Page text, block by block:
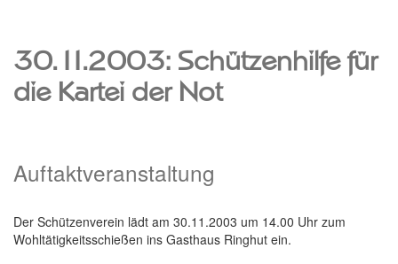
30.11.2003: Schützenhilfe für
die Kartei der Not
Auftaktveranstaltung
Der Schützenverein lädt am 30.11.2003 um 14.00 Uhr zum
Wohltätigkeitsschießen ins Gasthaus Ringhut ein.